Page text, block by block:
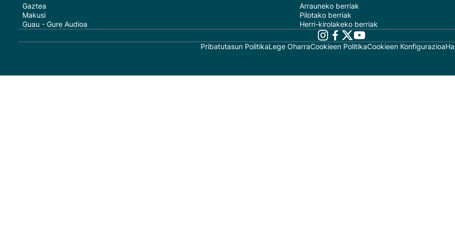
Gaztea
Makusi
Guau - Gure Audioa
Arrauneko berriak
Pilotako berriak
Herri-kirolakeko berriak
Pribatutasun PolitikaLege OharraCookieen PolitikaCookieen Konfigurazioa